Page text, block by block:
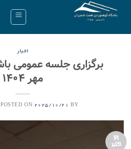
اخبار
مهر ۱۴۰۴
POSTED ON 2025/10/21 BY
21
اکتبر